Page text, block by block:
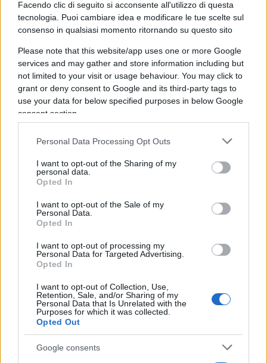
Facendo clic di seguito si acconsente all'utilizzo di questa
tecnologia. Puoi cambiare idea e modificare le tue scelte sul
consenso in qualsiasi momento ritornando su questo sito
Please note that this website/app uses one or more Google
services and may gather and store information including but
not limited to your visit or usage behaviour. You may click to
grant or deny consent to Google and its third-party tags to
use your data for below specified purposes in below Google
consent section.
Personal Data Processing Opt Outs
I want to opt-out of the Sharing of my
personal data.
Opted In
I want to opt-out of the Sale of my
Personal Data.
Opted In
I want to opt-out of processing my
Personal Data for Targeted Advertising.
Opted In
I want to opt-out of Collection, Use,
Retention, Sale, and/or Sharing of my
Personal Data that Is Unrelated with the
Purposes for which it was collected.
Opted Out
Google consents
Eppure, c’è un dettaglio molto importante che
getta una luce sinistra su un aspetto particolare
del workshop e che ci fa capire come il PC sia il
braccio armato del pensieroliberal. Prima di
iniziare il workshop viene esplicitamente ordinato
ai supervisori di chiedere ai partecipanti quale
creare uno spazio inclusivo. Ci sono tre scelte:
he/him (egli/lui),she/her(ella/lei),they/them(loro).
Ognuno di noi può liberamente scegliere quale
pronome ci contraddistingue di più,
indipendentemente dal sesso che biologicamente
ci contraddistingue. Se io (ragazzo) mi identifico
come un ragazzo sceglieròhe/him
, se mi sento
invece una ragazza
she/her
e, invece, se scelgo di
entrambi i sessi sceglieròthey/them
. Il particolare
da notare è che non posso scegliere di non
scegliere, ad esempio sostenendo che il genere è
qualcosa di biologicamente definito e cioè che un